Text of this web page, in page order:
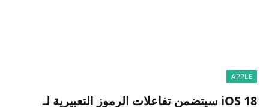
APPLE
iOS 18 سيتضمن تفاعلات الرموز التعبيرية لـ